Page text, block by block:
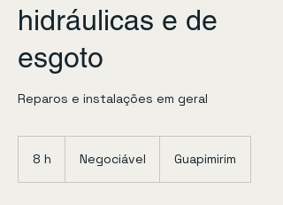
hidráulicas e de
esgoto
Reparos e instalações em geral
8 h Negociável Guapimirim